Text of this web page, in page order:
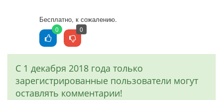
Бесплатно, к сожалению.
0 0
С 1 декабря 2018 года только
зарегистрированные пользователи могут
оставлять комментарии!